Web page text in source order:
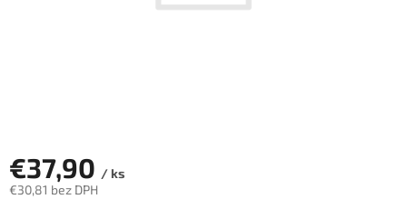
€37,90 / ks
€30,81 bez DPH